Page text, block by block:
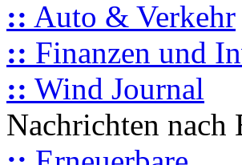
:: Auto & Verkehr
:: Finanzen und
:: Wind Journal
Nachrichten nach